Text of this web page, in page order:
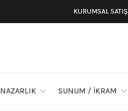
KURUMSAL SATIŞ
NAZARLIK SUNUM / İKRAM